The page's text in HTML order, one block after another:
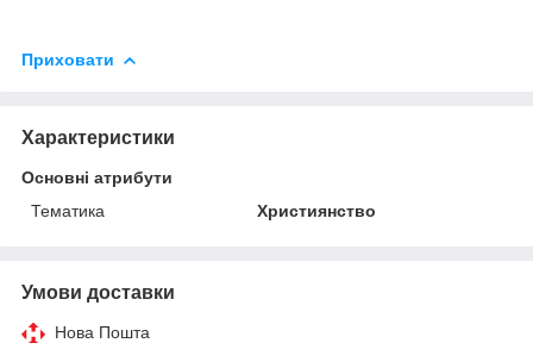
Приховати
Характеристики
Основні атрибути
Тематика
Християнство
Умови доставки
Нова Пошта